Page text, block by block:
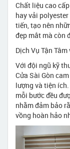
Chất liệu cao
hay vải
tiến, tạo nên
đẹp mắt mà còn
Dịch Vụ Tận
Với đội ngũ kỹ
Cửa Sài Gòn
lượng và tiện
mỗi bước đều
nhằm đảm bảo
vồng hoàn hảo